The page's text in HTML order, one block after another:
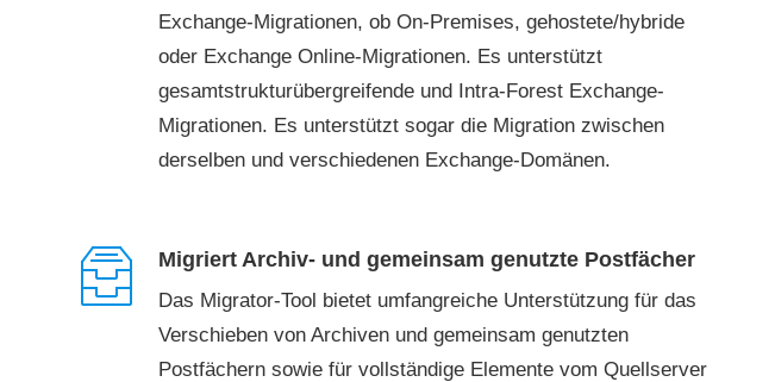
Exchange-Migrationen, ob On-Premises, gehostete/hybride
oder Exchange Online-Migrationen. Es unterstützt
gesamtstrukturübergreifende und Intra-Forest Exchange-
Migrationen. Es unterstützt sogar die Migration zwischen
derselben und verschiedenen Exchange-Domänen.
Migriert Archiv- und gemeinsam genutzte Postfächer
Das Migrator-Tool bietet umfangreiche Unterstützung für das
Verschieben von Archiven und gemeinsam genutzten
Postfächern sowie für vollständige Elemente vom Quellserver